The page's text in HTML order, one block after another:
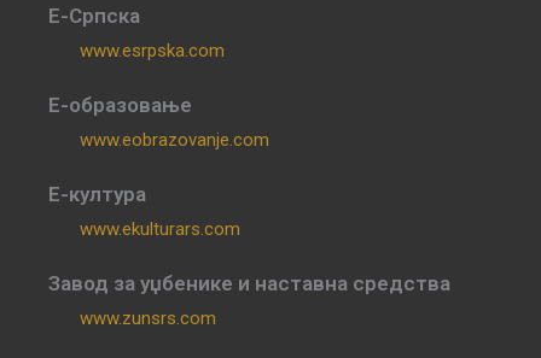
Е-Српска
www.esrpska.com
Е-образовање
www.eobrazovanje.com
Е-култура
www.ekulturars.com
Завод за уџбенике и наставна средства
www.zunsrs.com